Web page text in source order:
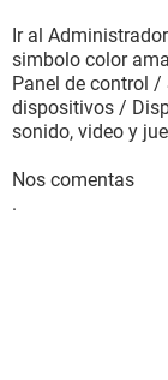
Ir al
simbolo color
Panel de control
dispositivos /
sonido, video y
Nos comentas
.